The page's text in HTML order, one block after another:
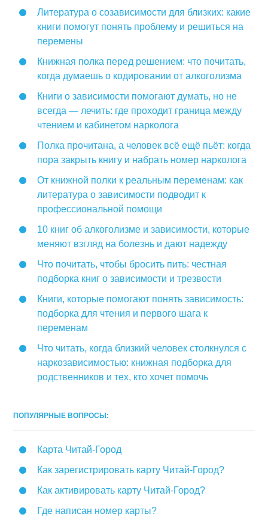
Литература о созависимости для близких: какие
книги помогут понять проблему и решиться на
перемены
Книжная полка перед решением: что почитать,
когда думаешь о кодировании от алкоголизма
Книги о зависимости помогают думать, но не
всегда — лечить: где проходит граница между
чтением и кабинетом нарколога
Полка прочитана, а человек всё ещё пьёт: когда
пора закрыть книгу и набрать номер нарколога
От книжной полки к реальным переменам: как
литература о зависимости подводит к
профессиональной помощи
10 книг об алкоголизме и зависимости, которые
меняют взгляд на болезнь и дают надежду
Что почитать, чтобы бросить пить: честная
подборка книг о зависимости и трезвости
Книги, которые помогают понять зависимость:
подборка для чтения и первого шага к
переменам
Что читать, когда близкий человек столкнулся с
наркозависимостью: книжная подборка для
родственников и тех, кто хочет помочь
ПОПУЛЯРНЫЕ ВОПРОСЫ:
Карта Читай-Город
Как зарегистрировать карту Читай-Город?
Как активировать карту Читай-Город?
Где написан номер карты?